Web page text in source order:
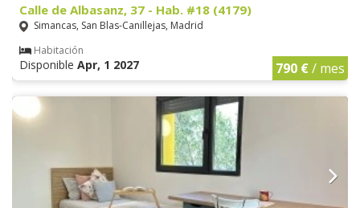
Calle de Albasanz, 37 - Hab. #18 (4179)
Simancas, San Blas-Canillejas, Madrid
Habitación
Disponible Apr, 1 2027 790 €/ mes